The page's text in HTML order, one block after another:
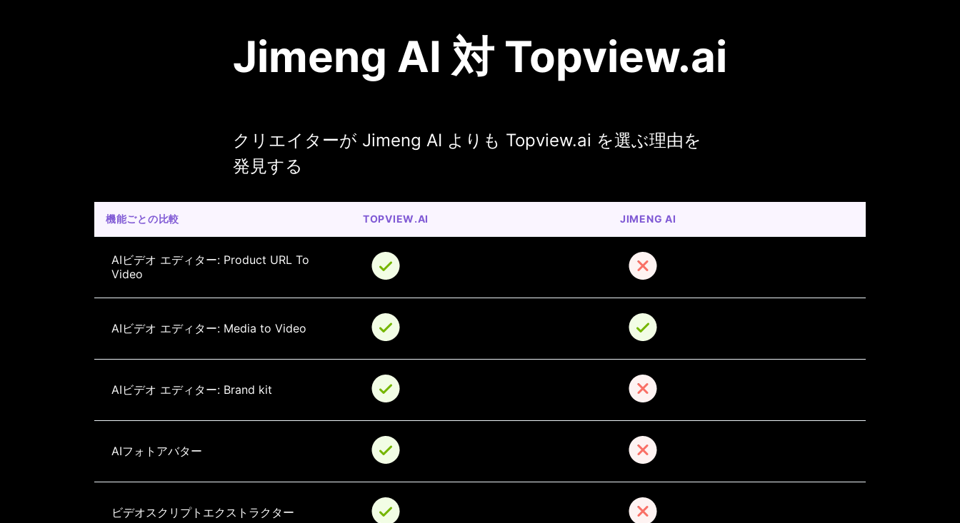
Jimeng AI 対 Topview.ai
クリエイターが Jimeng AI よりも Topview.ai を選ぶ理由を
発見する
機能ごとの比較 TOPVIEW.AI JIMENG AI
AIビデオ エディター: Product URL To
Video
AIビデオ エディター: Media to Video
AIビデオ エディター: Brand kit
AIフォトアバター
ビデオスクリプトエクストラクター